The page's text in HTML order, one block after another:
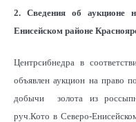
2. Сведения об аукционе
Енисейском районе
Центрсибнедра в
объявлен аукцион на право
добычи золота из
руч.Кото в Северо-